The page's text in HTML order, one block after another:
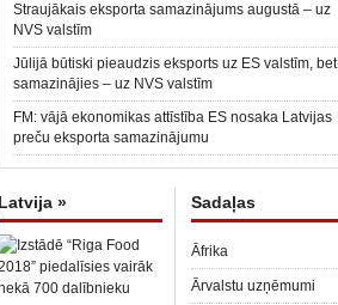
Straujākais eksporta samazinājums augustā – uz
NVS valstīm
Jūlijā būtiski pieaudzis eksports uz ES valstīm, bet
samazinājies – uz NVS valstīm
FM: vājā ekonomikas attīstība ES nosaka Latvijas
preču eksporta samazinājumu
Latvija » Sadaļas
Āfrika
Ārvalstu uzņēmumi